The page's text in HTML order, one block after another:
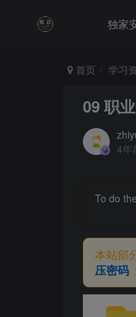
独家
首页 学习
09 职
4年
To do
本站部
压密码